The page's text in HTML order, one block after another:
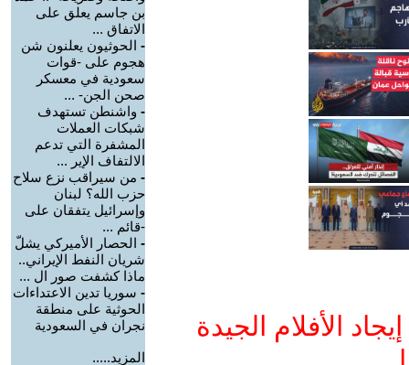
الأفلام الجيدة
بن جاسم يعلق على
الاتفاق ...
- الحوثيون يعلنون شن
هجوم على -قوات
سعودية في معسكر
صحن الجن- ...
- واشنطن تستهدف
شبكات العملات
المشفرة التي تدعم
الالتفاف الإير ...
- من سيراقب نزع سلاح
حزب الله؟ لبنان
وإسرائيل يتفقان على
-قائم ...
- الحصار الأميركي يشلّ
شريان النفط الإيراني..
ماذا كشفت صور ال ...
- سوريا تدين الاعتداءات
الحوثية على منطقة
نجران في السعودية
المزيد.....